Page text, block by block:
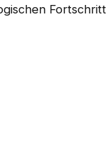
Fortschritt